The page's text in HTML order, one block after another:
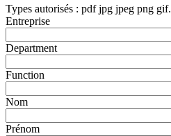
Types autorisés : pdf jpg jpeg png gif.
Entreprise
Department
Function
Nom
Prénom